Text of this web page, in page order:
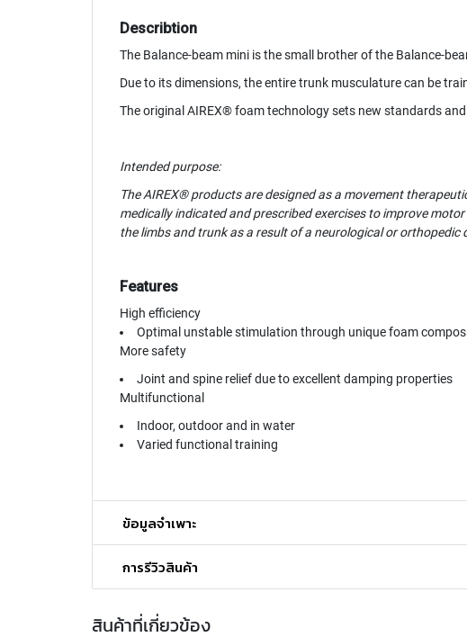
Describtion
The Balance-beam mini is the small brother of the Balance-
Due to its dimensions, the entire trunk musculature can be
The original AIREX® foam technology sets new standards
Intended purpose:
The AIREX® products are designed as a movement
medically indicated and prescribed exercises to improve
the limbs and trunk as a result of a neurological or orthopedic
Features
High efficiency
Optimal unstable stimulation through unique foam
More safety
Joint and spine relief due to excellent damping properties
Multifunctional
Indoor, outdoor and in water
Varied functional training
ข้อมูลจำเพาะ
การรีวิวสินค้า
สินค้าที่เกี่ยวข้อง